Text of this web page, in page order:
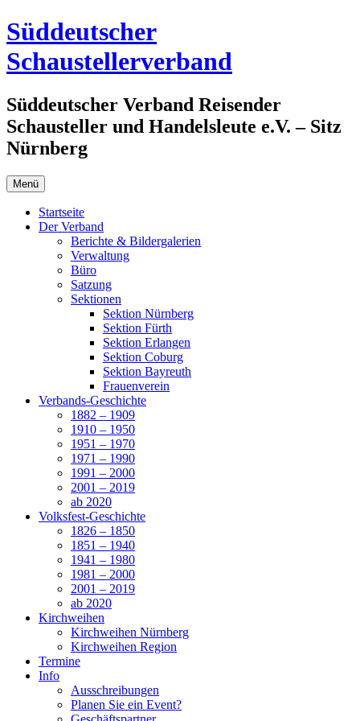
Zum
Inhalt
springen
Süddeutscher
Schaustellerverband
Süddeutscher Verband Reisender
Schausteller und Handelsleute e.V. – Sitz
Nürnberg
Menü
Startseite
Der Verband
Berichte & Bildergalerien
Verwaltung
Büro
Satzung
Sektionen
Sektion Nürnberg
Sektion Fürth
Sektion Erlangen
Sektion Coburg
Sektion Bayreuth
Frauenverein
Verbands-Geschichte
1882 – 1909
1910 – 1950
1951 – 1970
1971 – 1990
1991 – 2000
2001 – 2019
ab 2020
Volksfest-Geschichte
1826 – 1850
1851 – 1940
1941 – 1980
1981 – 2000
2001 – 2019
ab 2020
Kirchweihen
Kirchweihen Nürnberg
Kirchweihen Region
Termine
Info
Ausschreibungen
Planen Sie ein Event?